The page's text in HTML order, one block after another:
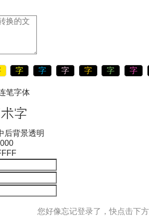
字 字 字 字 字 字
笔字体
后背景透明
您好像忘记登录了，快点击下